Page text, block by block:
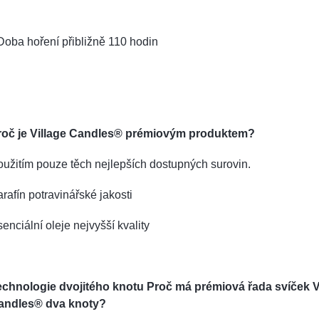
hoření přibližně 110 hodin
je Village Candles® prémiovým produktem?
pouze těch nejlepších dostupných surovin.
potravinářské jakosti
oleje nejvyšší kvality
dvojitého knotu Proč má prémiová řada svíček
dva knoty?